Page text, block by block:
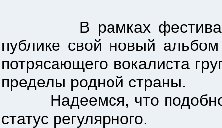
В рамках фестиваля
публике свой новый
потрясающего вокалиста
пределы родной страны.
Надеемся, что подобное
статус регулярного.